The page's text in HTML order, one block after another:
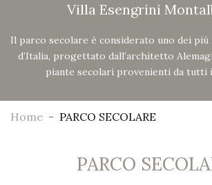
Villa Esengrini
Il parco secolare è considerato uno dei
d’Italia, progettato dall’architetto
piante secolari provenienti da tutti
Home PARCO SECOLARE
PARCO